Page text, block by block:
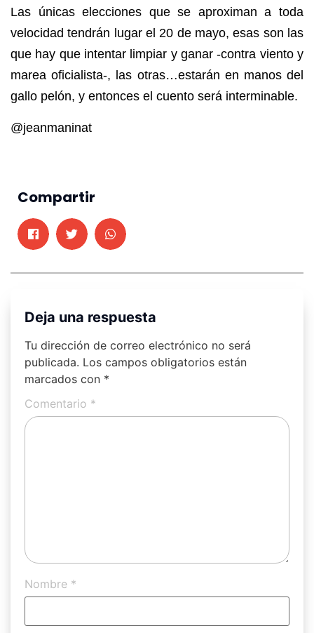
Las únicas elecciones que se aproximan a toda
velocidad tendrán lugar el 20 de mayo, esas son las
que hay que intentar limpiar y ganar -contra viento y
marea oficialista-, las otras…estarán en manos del
gallo pelón, y entonces el cuento será interminable.
@jeanmaninat
Compartir
Deja una respuesta
Tu dirección de correo electrónico no será
publicada. Los campos obligatorios están
marcados con *
Comentario *
Nombre *